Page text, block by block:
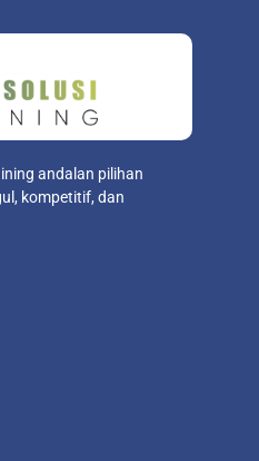
andalan pilihan
kompetitif, dan